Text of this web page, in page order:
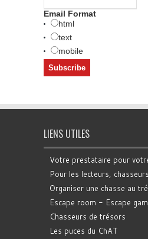
Email Format
html
text
mobile
LIENS UTILES
Votre prestataire pour
Pour les lecteurs,
Organiser une chasse au
Escape room - Escape
Chasseurs de trésors
Les puces du ChAT